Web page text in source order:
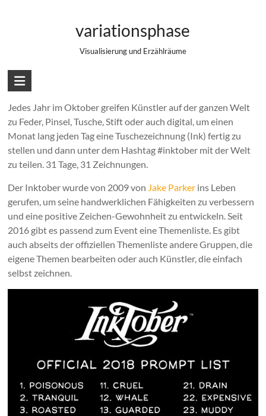
variationsphase
Visualisierung und Erzählräume
Inktober 2018 – Alle Jahre wieder
Was ist Inktober?
Jedes Jahr im Oktober greifen Künstler auf der ganzen Welt
zu Feder, Pinsel, Tusche, Stift oder auch digital, um einen
Monat lang jeden Tag eine Tuschezeichnung (Ink) fertig zu
stellen und dann unter dem Hashtag #inktober mit der Welt
zu teilen. 31 Tage, 31 Zeichnungen.
Der Inktober wurde von 2009 von Jake Parker ins Leben
gerufen, um seine handwerklichen Fähigkeiten zu verbessern
und eine positive Zeichen-Gewohnheit zu entwickeln. Seit
2016 gibt es passend zum Event eine Themenliste. Es gibt
auch abseits der offiziellen Themenliste andere Gruppen, die
eigene Themen bearbeiten oder auch Künstler, die einfach
selbst zeichnen.